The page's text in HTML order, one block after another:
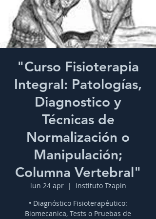
"Curso Fisioterapia
Integral: Patologías,
Diagnostico y
Técnicas de
Normalización o
Manipulación;
Columna Vertebral"
lun 24 apr
  |
Instituto Tzapin
• Diagnóstico Fisioterapéutico:
Biomecanica, Tests o Pruebas de